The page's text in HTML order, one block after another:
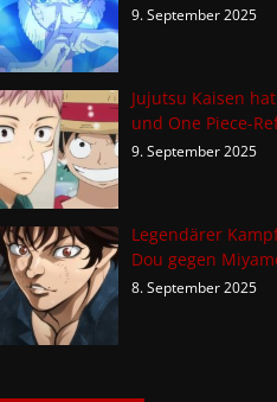
9. September 2025
Jujutsu Kaisen
und One Piece-
9. September 2025
Legendärer
Dou gegen
8. September 2025